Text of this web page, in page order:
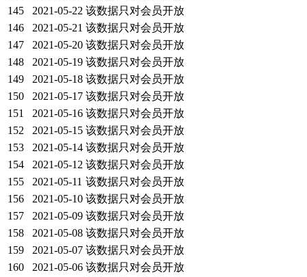
145
2021-05-22 该数据只对会员开放
146
2021-05-21 该数据只对会员开放
147
2021-05-20 该数据只对会员开放
148
2021-05-19 该数据只对会员开放
149
2021-05-18 该数据只对会员开放
150
2021-05-17 该数据只对会员开放
151
2021-05-16 该数据只对会员开放
152
2021-05-15 该数据只对会员开放
153
2021-05-14 该数据只对会员开放
154
2021-05-12 该数据只对会员开放
155
2021-05-11 该数据只对会员开放
156
2021-05-10 该数据只对会员开放
157
2021-05-09 该数据只对会员开放
158
2021-05-08 该数据只对会员开放
159
2021-05-07 该数据只对会员开放
160
2021-05-06 该数据只对会员开放